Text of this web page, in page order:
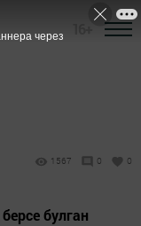
1567 0 0
булган
через